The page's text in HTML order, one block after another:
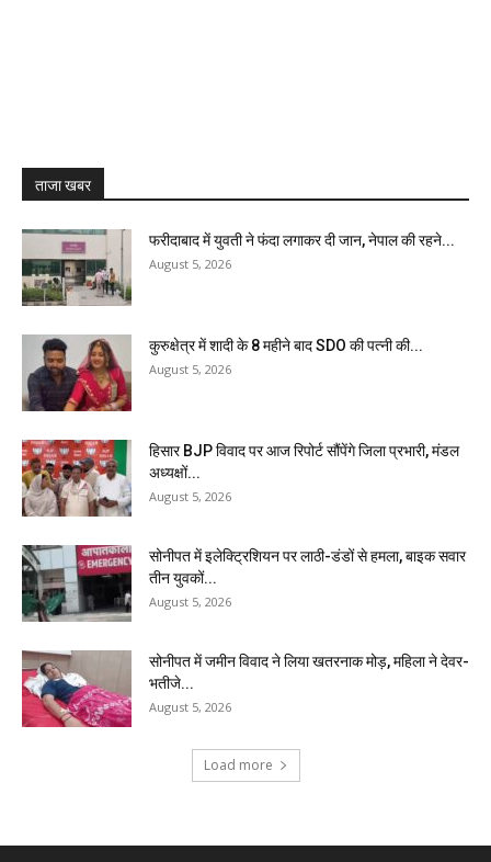
ताजा खबर
फरीदाबाद में युवती ने फंदा लगाकर दी जान, नेपाल की रहने...
August 5, 2026
कुरुक्षेत्र में शादी के 8 महीने बाद SDO की पत्नी की...
August 5, 2026
हिसार BJP विवाद पर आज रिपोर्ट सौंपेंगे जिला प्रभारी, मंडल
अध्यक्षों...
August 5, 2026
सोनीपत में इलेक्ट्रिशियन पर लाठी-डंडों से हमला, बाइक सवार
तीन युवकों...
August 5, 2026
सोनीपत में जमीन विवाद ने लिया खतरनाक मोड़, महिला ने देवर-
भतीजे...
August 5, 2026
Load more